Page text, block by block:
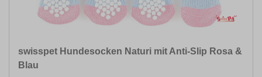
swisspet Hundesocken Naturi mit Anti-Slip Rosa &
Blau